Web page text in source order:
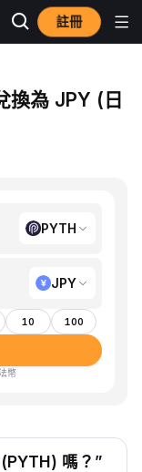
註冊
為 JPY (日
PYTH
JPY
10 100
幣
嗎？”